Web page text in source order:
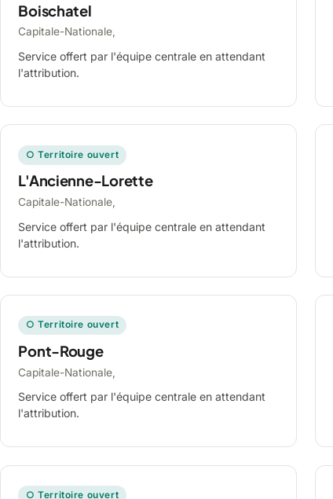
Boischatel
Capitale-Nationale,
Service offert par l'équipe centrale en attendant
l'attribution.
○ Territoire ouvert
L'Ancienne-Lorette
Capitale-Nationale,
Service offert par l'équipe centrale en attendant
l'attribution.
○ Territoire ouvert
Pont-Rouge
Capitale-Nationale,
Service offert par l'équipe centrale en attendant
l'attribution.
○ Territoire ouvert